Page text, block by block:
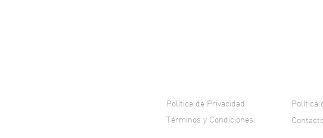
Política de Privacidad
Términos y Condiciones
Política